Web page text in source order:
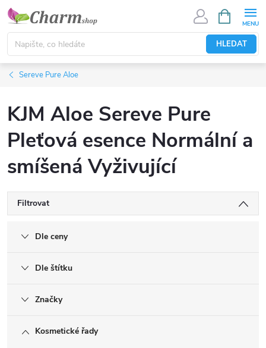
Přejít
obsah
HLEDAT
NÁKUPNÍ
KOŠÍK
Sereve Pure Aloe
KJM Aloe Sereve Pure
Pleťová esence Normální a
smíšená Vyživující
Filtrovat
Dle ceny
Dle štítku
Značky
Kosmetické řady